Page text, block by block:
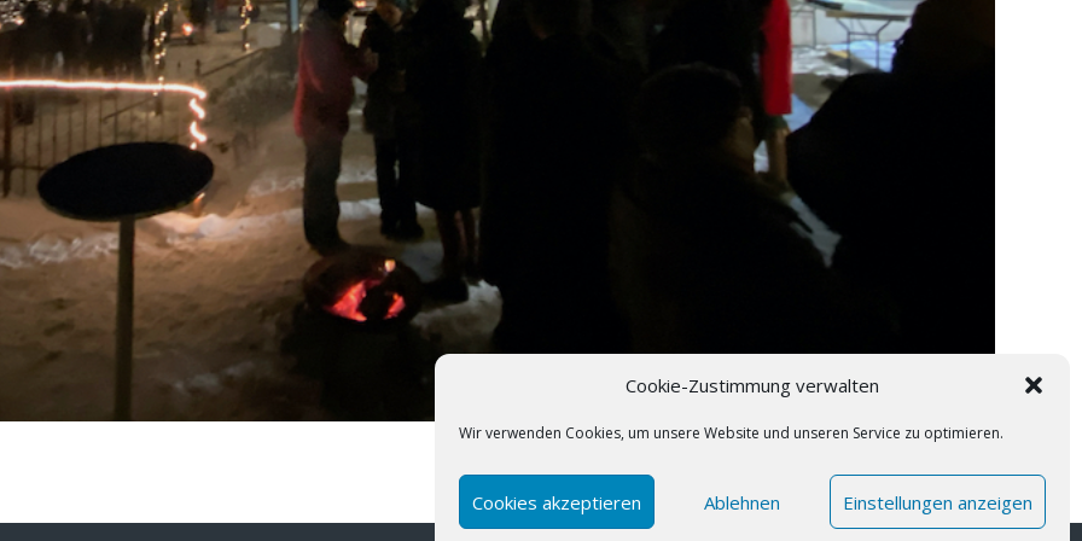
Cookie-Zustimmung verwalten
Wir verwenden Cookies, um unsere Website und unseren Service zu optimieren.
Cookies akzeptieren Ablehnen Einstellungen anzeigen
Stadtgrabenfest